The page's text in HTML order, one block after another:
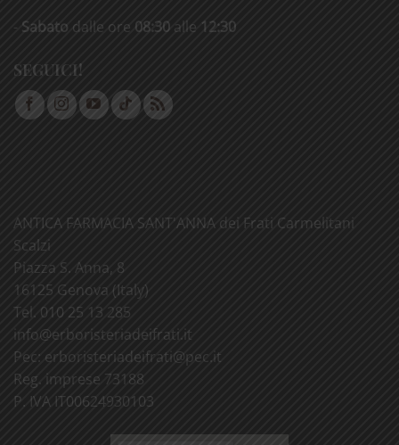
- Sabato dalle ore 08:30 alle 12:30
SEGUICI!
ANTICA FARMACIA SANT'ANNA dei Frati Carmelitani
Scalzi
Piazza S. Anna, 8
16125 Genova (Italy)
Tel. 010 25 13 285
info@erboristeriadeifrati.it
Pec: erboristeriadeifrati@pec.it
Reg. imprese 73188
P. IVA IT00624930103